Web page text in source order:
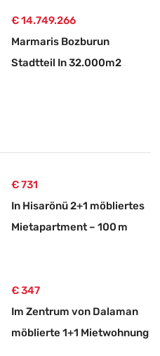
Ober-doppelhaushälfte-
wohnung
€ 14.749.266
Marmaris Bozburun
Stadtteil In 32.000m2
€ 731
In Hisarönü 2+1 möbliertes
Mietapartment – 100 m
€ 347
Im Zentrum von Dalaman
möblierte 1+1 Mietwohnung